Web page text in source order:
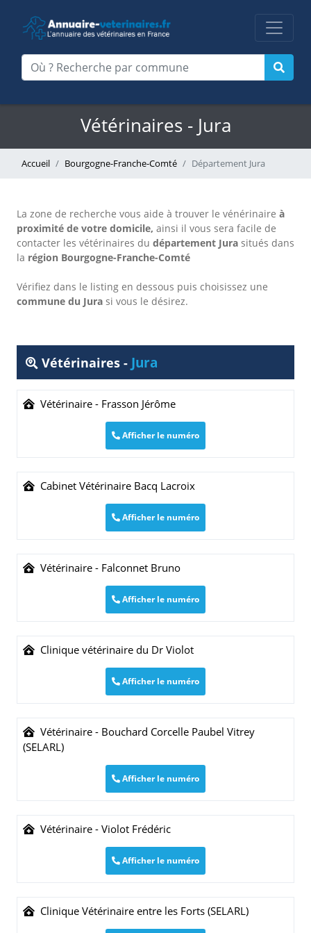
Vétérinaires - Jura
Accueil Bourgogne-Franche-Comté Département Jura
La zone de recherche vous aide à trouver le vénérinaire à
proximité de votre domicile, ainsi il vous sera facile de
contacter les vétérinaires du département Jura situés dans
la région Bourgogne-Franche-Comté
Vérifiez dans le listing en dessous puis choisissez une
commune du Jura si vous le désirez.
Vétérinaires - Jura
Vétérinaire - Frasson Jérôme
Afficher le numéro
Cabinet Vétérinaire Bacq Lacroix
Afficher le numéro
Vétérinaire - Falconnet Bruno
Afficher le numéro
Clinique vétérinaire du Dr Violot
Afficher le numéro
Vétérinaire - Bouchard Corcelle Paubel Vitrey
(SELARL)
Afficher le numéro
Vétérinaire - Violot Frédéric
Afficher le numéro
Clinique Vétérinaire entre les Forts (SELARL)